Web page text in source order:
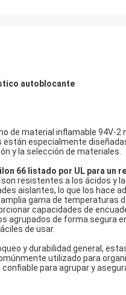
autoblocante
de material inflamable 94V-2
especialmente
y la selección de materiales.
66 listado por UL para un
resistentes a los ácidos y
aislantes, lo que los hace
gama de temperaturas
capacidades de
de forma segura
de usar.
y durabilidad general,
utilizado para
para agrupar y